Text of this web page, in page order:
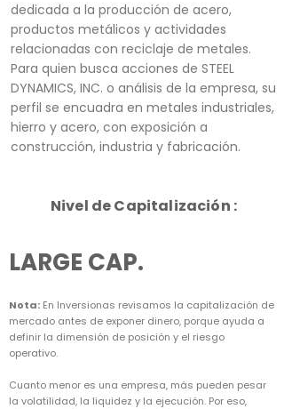
dedicada a la producción de acero,
productos metálicos y actividades
relacionadas con reciclaje de metales.
Para quien busca acciones de STEEL
DYNAMICS, INC. o análisis de la empresa, su
perfil se encuadra en metales industriales,
hierro y acero, con exposición a
construcción, industria y fabricación.
Nivel de Capitalización :
LARGE CAP.
Nota: En Inversionas revisamos la capitalización de
mercado antes de exponer dinero, porque ayuda a
definir la dimensión de posición y el riesgo
operativo.
Cuanto menor es una empresa, más pueden pesar
la volatilidad, la liquidez y la ejecución. Por eso,